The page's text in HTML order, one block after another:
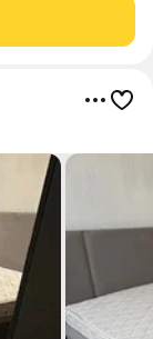
не готов к